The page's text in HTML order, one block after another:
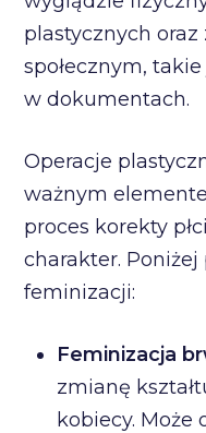
plastycznych
społecznym,
w dokumentach.
Operacje
ważnym
proces korekty
charakter.
feminizacji:
Feminizacja
zmianę
kobiecy.